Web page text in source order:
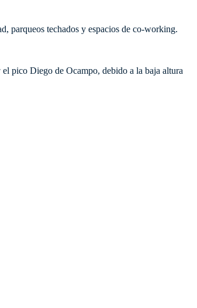
parqueos techados y espacios de co-working.
pico Diego de Ocampo, debido a la baja altura